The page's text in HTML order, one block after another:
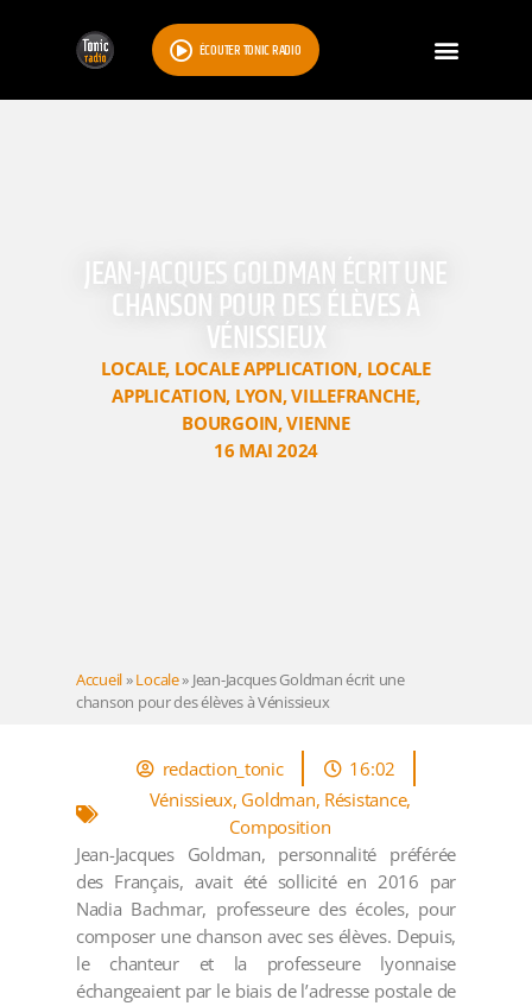
ÉCOUTER TONIC RADIO
JEAN-JACQUES GOLDMAN ÉCRIT UNE
CHANSON POUR DES ÉLÈVES À
VÉNISSIEUX
LOCALE, LOCALE APPLICATION, LOCALE
APPLICATION, LYON,VILLEFRANCHE,
BOURGOIN,VIENNE
16 MAI 2024
Accueil»Locale» Jean-Jacques Goldman écrit une
chanson pour des élèves à Vénissieux
redaction_tonic
16:02
Vénissieux, Goldman, Résistance,
Composition
Jean-Jacques Goldman, personnalité préférée
des Français, avait été sollicité en 2016 par
Nadia Bachmar, professeure des écoles, pour
composer une chanson avec ses élèves. Depuis,
le chanteur et la professeure lyonnaise
échangeaient par le biais de l’adresse postale de